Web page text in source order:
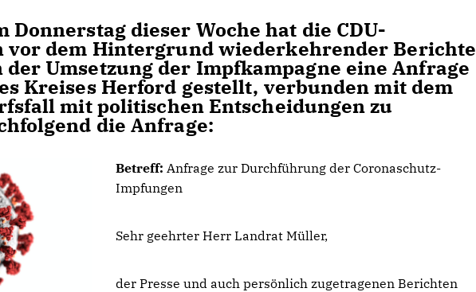
Donnerstag dieser Woche hat die CDU-
vor dem Hintergrund wiederkehrender Berichte
Umsetzung der Impfkampagne eine Anfrage
Kreises Herford gestellt, verbunden mit dem
mit politischen Entscheidungen zu
die Anfrage:
Betreff: Anfrage zur Durchführung der Coronaschutz-
Impfungen
Sehr geehrter Herr Landrat Müller,
der Presse und auch persönlich zugetragenen Berichten